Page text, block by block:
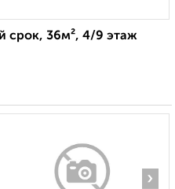
срок, 36м², 4/9 этаж
›